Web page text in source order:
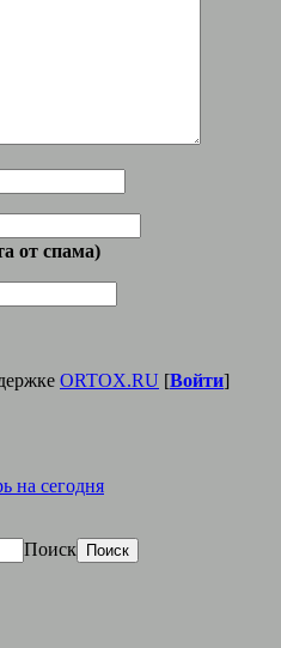
от спама)
ORTOX.RU [Войти]
на сегодня
Поиск